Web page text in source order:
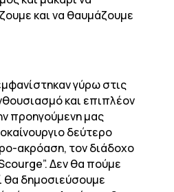
και να θαυμάζουμε
γύρω στις
και επιπλέον
προηγούμενη μας
δεύτερο
ακρόαση, τον διάδοχο
Δεν θα πούμε
θα δημοσιεύσουμε